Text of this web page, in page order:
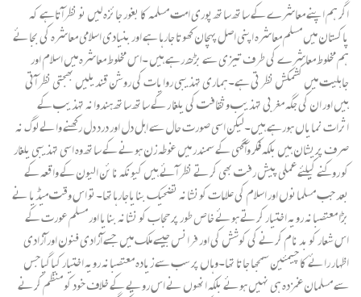
اگر ہم اپنے معاشرے کے ساتھ ساتھ پوری امت مسلمہ کا بغور جائزہ لیں نو نظرآتاہے کہ
پاکستان میں مسلم معاشرہ اپنی اصل پہچان کھوتا جارہا ہے اور بنیادی اسلامی معاشرہ کی بجائے
ہم مخلوط معاشرے کی طرف تیزی سے بڑھ رہے ہیں ۔اس مخلوط معاشرہ میں اسلام اور
جاہلیت میں کشمکش نظرتی ہے۔ہماری تہذیبی روایات کی روشن قندیلیں بھجتی نظر آتی
ہیں اور ان کی جگہ مغربی تہذیب وثقافت کی یلغا ر کے ساتھ ساتھ ہندوانہ تہذیب کے
اثرات نمایاں ہورہے ہیں۔لیکن اسی صورت حال سے اہل دل اور درد دل رکھنے والے لوگ نہ
صرف پریشان ہیں بلکہ فکر وآگہی کے سمندر میں غوطہ زن ہونے کے ساتھ وہ اسی تہذیبی یلغار
کو روکنے کیلئے عملی پیش رفت بھی کرتے نظر آئے ہیں کیونکہ نائن الیون کے واقعہ کے
بعد جب مسلمانوں اور اسلام کی علامات کونشانہ تضحیک بنایاجارہاتھا۔تو اس وقت میڈیا نے
بڑا معتصبانہ رویہ اختیار کرتے ہوئے خاص طور پر حجاب کو نشانہ بنایا اور مسلم عورت کے
اس شعار کو بد نام کرنے کی کوشش کی اور فرانس جیسے ملک میں جسے آزادی فنون اور آزادی
اظہار رائے کا چیمئین سمجھا جاتا تھا۔وہاں پر سب سے زیادہ معتصبانہ رویہ اختیار کیاگیاجس
سے مسلمان غمزدہ ہی نہیں ہوئے بلکہ انھوں نے اس رویے کے خلاف خود کو منظم کرنے